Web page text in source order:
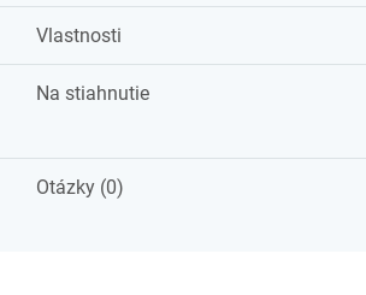
Vlastnosti
Na stiahnutie
Otázky (0)